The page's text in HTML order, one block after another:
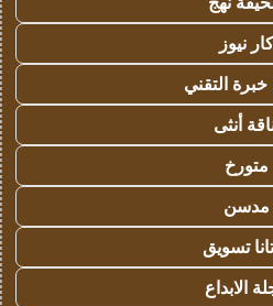
كار نيوز
التقني
أنثى
متورخ
مدسن
تسويق
الابداع